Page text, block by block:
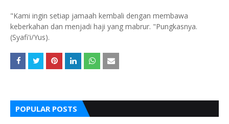
"Kami ingin setiap jamaah kembali dengan membawa
keberkahan dan menjadi haji yang mabrur. "Pungkasnya.
(Syafi'i/Yus).
POPULAR POSTS